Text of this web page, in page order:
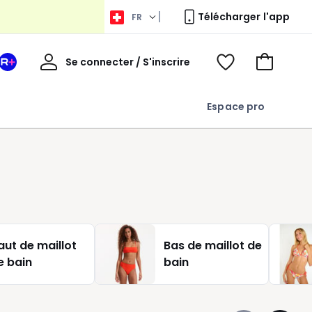
FR Télécharger l'app
Espace pro
Votre
Se connecter / S'inscrire
Bienvenue
Voir
Aller
de maillot
bain
Bas de maillot de
bain